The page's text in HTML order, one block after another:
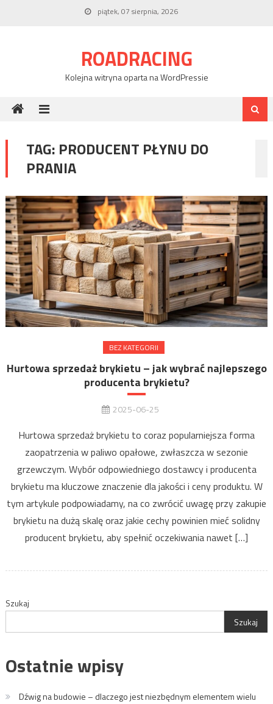
piątek, 07 sierpnia, 2026
ROADRACING
Kolejna witryna oparta na WordPressie
TAG: PRODUCENT PŁYNU DO
PRANIA
BEZ KATEGORII
Hurtowa sprzedaż brykietu – jak wybrać najlepszego
producenta brykietu?
2025-06-25
Hurtowa sprzedaż brykietu to coraz popularniejsza forma
zaopatrzenia w paliwo opałowe, zwłaszcza w sezonie
grzewczym. Wybór odpowiedniego dostawcy i producenta
brykietu ma kluczowe znaczenie dla jakości i ceny produktu. W
tym artykule podpowiadamy, na co zwrócić uwagę przy zakupie
brykietu na dużą skalę oraz jakie cechy powinien mieć solidny
producent brykietu, aby spełnić oczekiwania nawet […]
Szukaj
Szukaj
Ostatnie wpisy
Dźwig na budowie – dlaczego jest niezbędnym elementem wielu